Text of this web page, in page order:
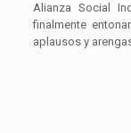
Alianza Social
finalmente
aplausos y